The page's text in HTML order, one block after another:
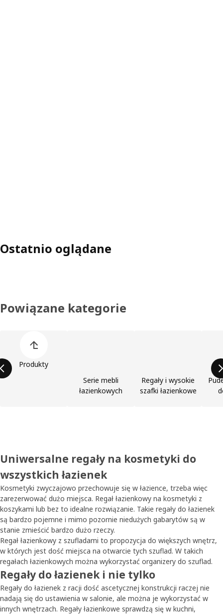
Ostatnio oglądane
Powiązane kategorie
Produkty
Serie mebli
łazienkowych
Regały i wysokie
szafki łazienkowe
Uniwersalne regały na kosmetyki do
wszystkich łazienek
Kosmetyki zwyczajowo przechowuje się w łazience, trzeba więc
zarezerwować dużo miejsca. Regał łazienkowy na kosmetyki z
koszykami lub bez to idealne rozwiązanie. Takie regały do łazienek
są bardzo pojemne i mimo pozornie niedużych gabarytów są w
stanie zmieścić bardzo dużo rzeczy.
Regał łazienkowy z szufladami to propozycja do większych wnętrz,
w których jest dość miejsca na otwarcie tych szuflad. W takich
regałach łazienkowych można wykorzystać organizery do szuflad.
Regały do łazienek i nie tylko
Regały do łazienek z racji dość ascetycznej konstrukcji raczej nie
nadają się do ustawienia w salonie, ale można je wykorzystać w
innych wnętrzach. Regały łazienkowe sprawdzą się w kuchni,